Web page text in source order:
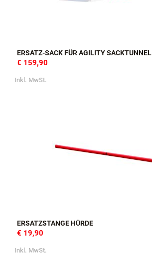
ERSATZ-SACK FÜR AGILITY SACKTUNNEL
€ 159,90
Inkl. MwSt.
ERSATZSTANGE HÜRDE
€ 19,90
Inkl. MwSt.